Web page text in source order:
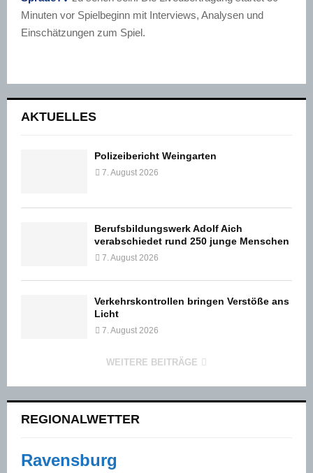
Minuten vor Spielbeginn mit Interviews, Analysen und
Einschätzungen zum Spiel.
AKTUELLES
Polizeibericht Weingarten
7. August 2026
Berufsbildungswerk Adolf Aich
verabschiedet rund 250 junge Menschen
7. August 2026
Verkehrskontrollen bringen Verstöße ans
Licht
7. August 2026
WEITERE BEITRÄGE
REGIONALWETTER
Ravensburg